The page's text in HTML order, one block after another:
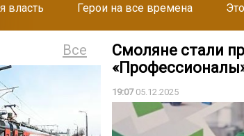
власть Герои на все времена
Все
Смоляне стали
19:0705.12.2025